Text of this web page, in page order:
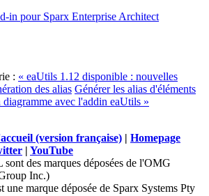
in pour Sparx Enterprise Architect
: « eaUtils 1.12 disponible : nouvelles
des alias Générer les alias d'éléments
avec l'addin eaUtils »
(version française) | Homepage
| YouTube
des marques déposées de l'OMG
Inc.)
une marque déposée de Sparx Systems Pty